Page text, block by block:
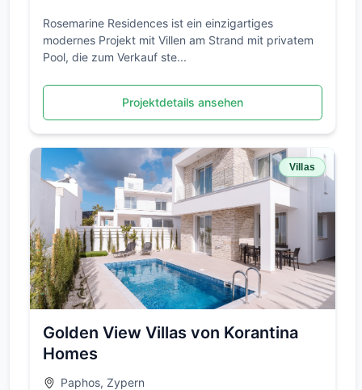
Rosemarine Residences ist ein einzigartiges
modernes Projekt mit Villen am Strand mit privatem
Pool, die zum Verkauf ste...
Projektdetails ansehen
Villas
Golden View Villas von Korantina
Homes
Paphos, Zypern